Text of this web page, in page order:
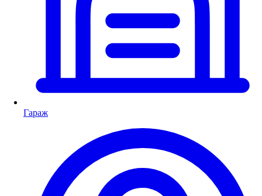
Гараж